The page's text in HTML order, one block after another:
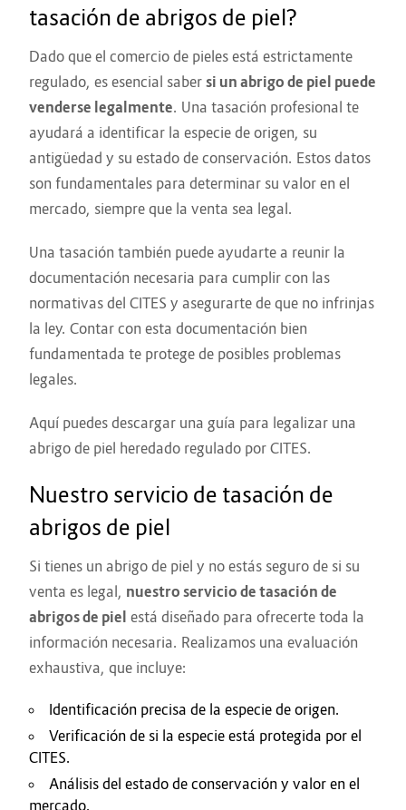
tasación de abrigos de piel?
Dado que el comercio de pieles está estrictamente
regulado, es esencial saber si un abrigo de piel puede
venderse legalmente. Una tasación profesional te
ayudará a identificar la especie de origen, su
antigüedad y su estado de conservación. Estos datos
son fundamentales para determinar su valor en el
mercado, siempre que la venta sea legal.
Una tasación también puede ayudarte a reunir la
documentación necesaria para cumplir con las
normativas del CITES y asegurarte de que no infrinjas
la ley. Contar con esta documentación bien
fundamentada te protege de posibles problemas
legales.
Aquí puedes descargar una guía para legalizar una
abrigo de piel heredado regulado por CITES.
Nuestro servicio de tasación de
abrigos de piel
Si tienes un abrigo de piel y no estás seguro de si su
venta es legal, nuestro servicio de tasación de
abrigos de piel está diseñado para ofrecerte toda la
información necesaria. Realizamos una evaluación
exhaustiva, que incluye:
Identificación precisa de la especie de origen.
Verificación de si la especie está protegida por el
CITES.
Análisis del estado de conservación y valor en el
mercado.